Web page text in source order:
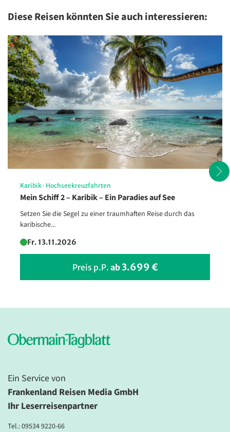
Diese Reisen könnten Sie auch interessieren:
Karibik · Hochseekreuzfahrten
Mein Schiff 2 – Karibik – Ein Paradies auf See
Setzen Sie die Segel zu einer traumhaften Reise durch das
karibische...
Fr. 13.11.2026
Preis p.P. ab 3.699 €
Ein Service von
Frankenland Reisen Media GmbH
Ihr Leserreisenpartner
Tel.:09534 9220-66